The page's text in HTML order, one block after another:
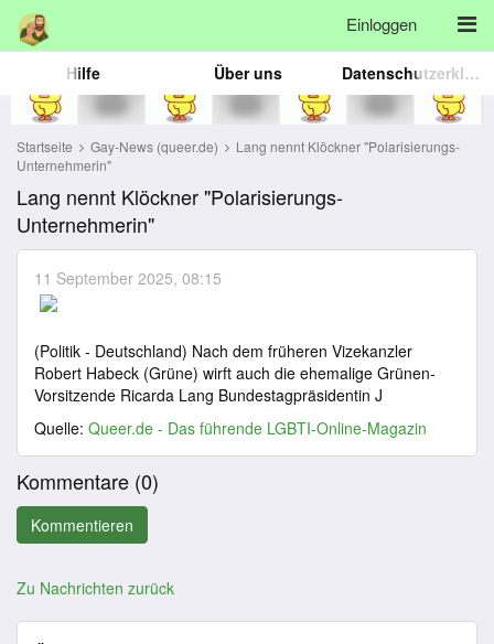
Einloggen
Hilfe Über uns Datenschutzerklärung
Startseite Gay-News (queer.de)
Lang nennt Klöckner "Polarisierungs-
Unternehmerin"
Lang nennt Klöckner "Polarisierungs-
Unternehmerin"
11 September 2025, 08:15
(Politik - Deutschland) Nach dem früheren Vizekanzler
Robert Habeck (Grüne) wirft auch die ehemalige Grünen-
Vorsitzende Ricarda Lang Bundestagpräsidentin J
Quelle: Queer.de - Das führende LGBTI-Online-Magazin
Kommentare (0)
Zu Nachrichten zurück